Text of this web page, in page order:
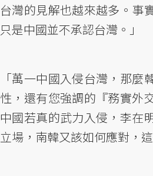
台灣的見解也越來越多。事
只是中國並不承認台灣。」
「萬一中國入侵台灣，那麼
性，還有您強調的『務實外
中國若真的武力入侵，李在
立場，南韓又該如何應對，